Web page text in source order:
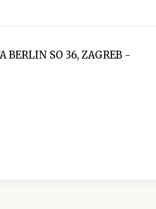
BERLIN SO 36, ZAGREB -